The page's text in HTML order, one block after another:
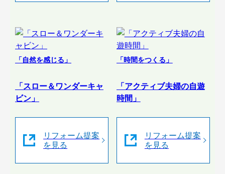
「自然を感じる」
「スロー＆ワンダーキャ
ビン」
リフォーム提案
を見る
「時間をつくる」
「アクティブ夫婦の自遊
時間」
リフォーム提案
を見る